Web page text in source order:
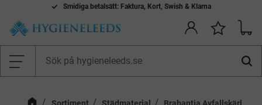
Meny
Komplett leverantör av städ-, hygien- och vårdprodukter
Smidiga betalsätt: Faktura, Kort, Swish & Klarna